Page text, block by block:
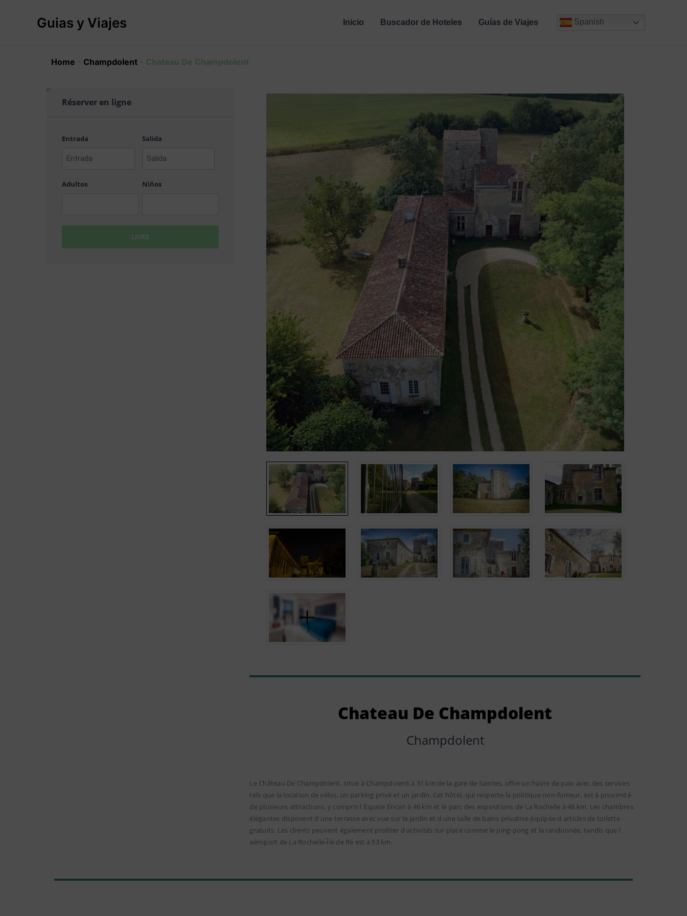
Guias y Viajes Inicio Buscador de Hoteles Guías de Viajes Spanish
Home - Champdolent - Chateau De Champdolent
Réserver en ligne
Entrada Salida
Adultos Niños
LIVRE
Chateau De Champdolent
Champdolent
Le Château De Champdolent, situé à Champdolent à 31 km de la gare de Saintes, offre un havre de paix avec des services
tels que la location de vélos, un parking privé et un jardin. Cet hôtel, qui respecte la politique non-fumeur, est à proximité
de plusieurs attractions, y compris l Espace Encan à 46 km et le parc des expositions de La Rochelle à 48 km. Les chambres
élégantes disposent d une terrasse avec vue sur le jardin et d une salle de bains privative équipée d articles de toilette
gratuits. Les clients peuvent également profiter d activités sur place comme le ping-pong et la randonnée, tandis que l
aéroport de La Rochelle-Île de Ré est à 53 km.